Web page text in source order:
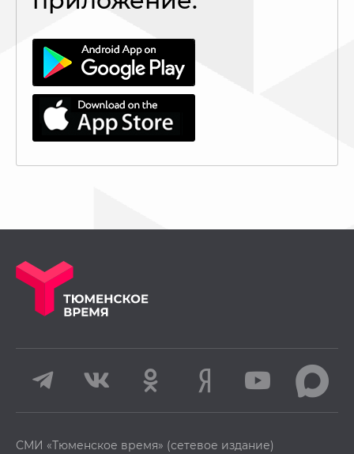
СМИ «Тюменское время» (сетевое издание)